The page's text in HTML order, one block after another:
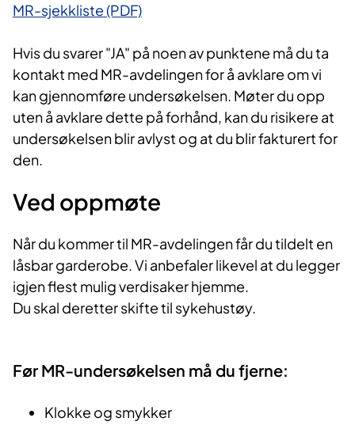
MR-sjekkliste (PDF)
Hvis du svarer "JA" på noen av punktene må du ta
kontakt med MR-avdelingen for å avklare om vi
kan gjennomføre undersøkelsen. Møter du opp
uten å avklare dette på forhånd, kan du risikere at
undersøkelsen blir avlyst og at du blir fakturert for
den.
Ved oppmøte
Når du kommer til MR-avdelingen får du tildelt en
låsbar garderobe. Vi anbefaler likevel at du legger
igjen flest mulig verdisaker hjemme.
Du skal deretter skifte til sykehustøy.
Før MR-undersøkelsen må du fjerne:
Klokke og smykker